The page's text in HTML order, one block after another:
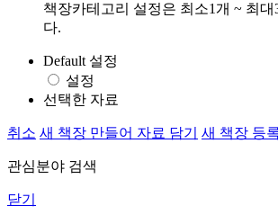
책장카테고리 설정은 최소1개 ~ 최대
다.
Default 설정
설정
선택한 자료
취소 새 책장 만들어 자료 담기 새 책장 등
관심분야 검색
닫기